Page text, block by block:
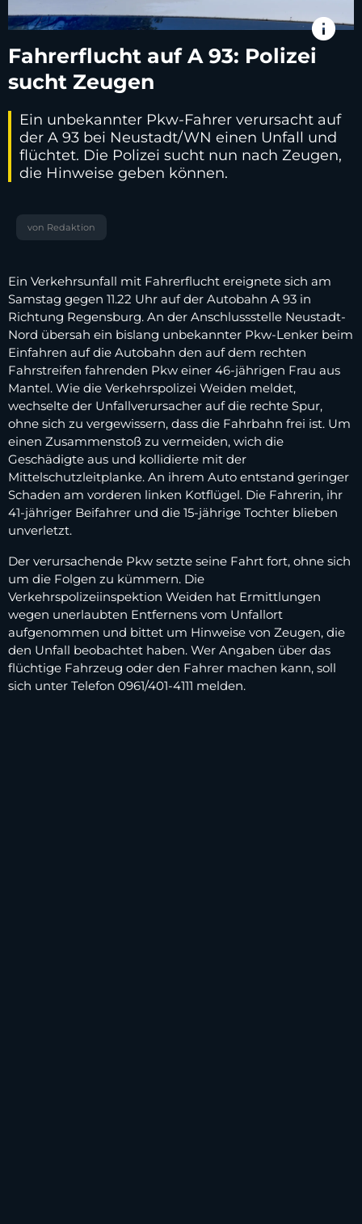
info
Fahrerflucht auf A 93: Polizei
sucht Zeugen
Ein unbekannter Pkw-Fahrer verursacht auf
der A 93 bei Neustadt/WN einen Unfall und
flüchtet. Die Polizei sucht nun nach Zeugen,
die Hinweise geben können.
von Redaktion
Ein Verkehrsunfall mit Fahrerflucht ereignete sich am
Samstag gegen 11.22 Uhr auf der Autobahn A 93 in
Richtung Regensburg. An der Anschlussstelle Neustadt-
Nord übersah ein bislang unbekannter Pkw-Lenker beim
Einfahren auf die Autobahn den auf dem rechten
Fahrstreifen fahrenden Pkw einer 46-jährigen Frau aus
Mantel. Wie die Verkehrspolizei Weiden meldet,
wechselte der Unfallverursacher auf die rechte Spur,
ohne sich zu vergewissern, dass die Fahrbahn frei ist. Um
einen Zusammenstoß zu vermeiden, wich die
Geschädigte aus und kollidierte mit der
Mittelschutzleitplanke. An ihrem Auto entstand geringer
Schaden am vorderen linken Kotflügel. Die Fahrerin, ihr
41-jähriger Beifahrer und die 15-jährige Tochter blieben
unverletzt.
Der verursachende Pkw setzte seine Fahrt fort, ohne sich
um die Folgen zu kümmern. Die
Verkehrspolizeiinspektion Weiden hat Ermittlungen
wegen unerlaubten Entfernens vom Unfallort
aufgenommen und bittet um Hinweise von Zeugen, die
den Unfall beobachtet haben. Wer Angaben über das
flüchtige Fahrzeug oder den Fahrer machen kann, soll
sich unter Telefon 0961/401-4111 melden.